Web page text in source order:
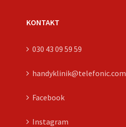
KONTAKT
030 43 09 59 59
handyklinik@telefonic.com
Facebook
Instagram